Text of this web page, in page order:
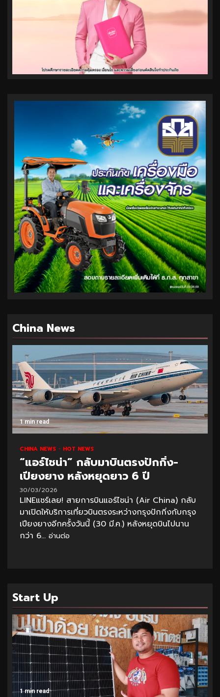
China News
1 min read
CHINA NEWS HOT NEWS
“แอร์ไชน่า” กลับมาบินตรงปักกิ่ง-
เปียงยาง หลังหยุดยาว 6 ปี
30/03/2026
LINEแชร์เลย! สายการบินแอร์ไชน่า (Air China) กลับ
มาเปิดให้บริการเที่ยวบินตรงระหว่างกรุงปักกิ่งกับกรุง
เปียงยางอีกครั้งวันนี้ (30 มี.ค.) หลังหยุดบินไปนาน
กว่า 6... อ่านต่อ
Start Up
1 min read